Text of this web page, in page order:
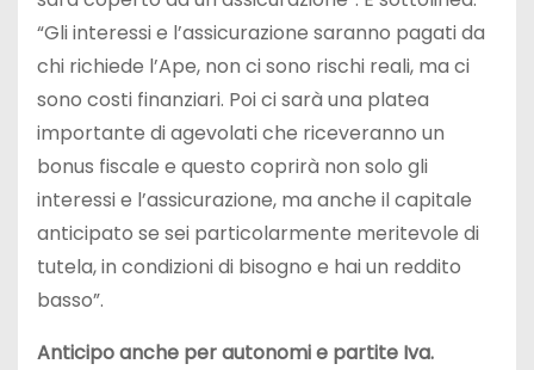
“Gli interessi e l’assicurazione saranno pagati da
chi richiede l’Ape, non ci sono rischi reali, ma ci
sono costi finanziari. Poi ci sarà una platea
importante di agevolati che riceveranno un
bonus fiscale e questo coprirà non solo gli
interessi e l’assicurazione, ma anche il capitale
anticipato se sei particolarmente meritevole di
tutela, in condizioni di bisogno e hai un reddito
basso”.
Anticipo anche per autonomi e partite Iva.